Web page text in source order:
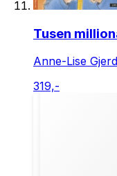
Tusen
Anne-Lise
319,-